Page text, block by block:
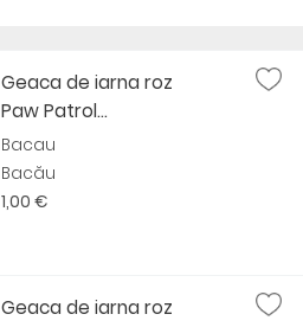
Geaca de iarna roz
Paw Patrol...
Bacau
Bacău
1,00 €
Geaca de iarna roz